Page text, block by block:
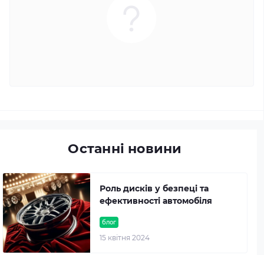
Останні новини
блог
15 квітня 2024
Роль дисків у безпеці та
ефективності автомобіля